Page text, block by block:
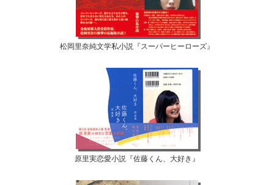
松岡里奈純文学私小説『スーパーヒーローズ』
原里実恋愛小説『佐藤くん、大好き』